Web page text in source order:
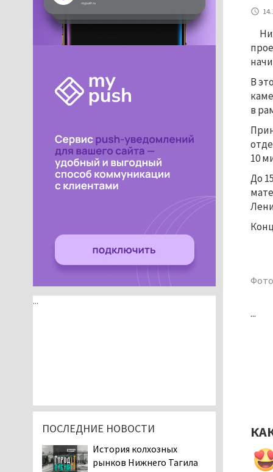
В
в
10
До
...
...
ПОСЛЕДНИЕ НОВОСТИ
История колхозных
рынков Нижнего Тагила